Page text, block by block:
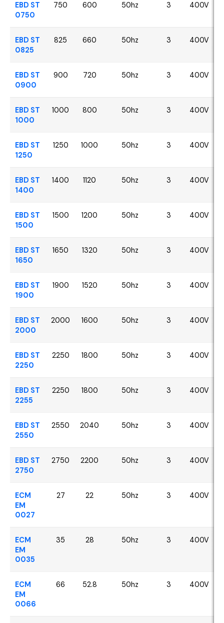
EBD ST
0750
750 600 50hz 3 400V
EBD ST
0825
825 660 50hz 3 400V
EBD ST
0900
900 720 50hz 3 400V
EBD ST
1000
1000 800 50hz 3 400V
EBD ST
1250
1250 1000 50hz 3 400V
EBD ST
1400
1400 1120 50hz 3 400V
EBD ST
1500
1500 1200 50hz 3 400V
EBD ST
1650
1650 1320 50hz 3 400V
EBD ST
1900
1900 1520 50hz 3 400V
EBD ST
2000
2000 1600 50hz 3 400V
EBD ST
2250
2250 1800 50hz 3 400V
EBD ST
2255
2250 1800 50hz 3 400V
EBD ST
2550
2550 2040 50hz 3 400V
EBD ST
2750
2750 2200 50hz 3 400V
ECM
EM
0027
27 22 50hz 3 400V
ECM
EM
0035
35 28 50hz 3 400V
ECM
EM
0066
66 52.8 50hz 3 400V